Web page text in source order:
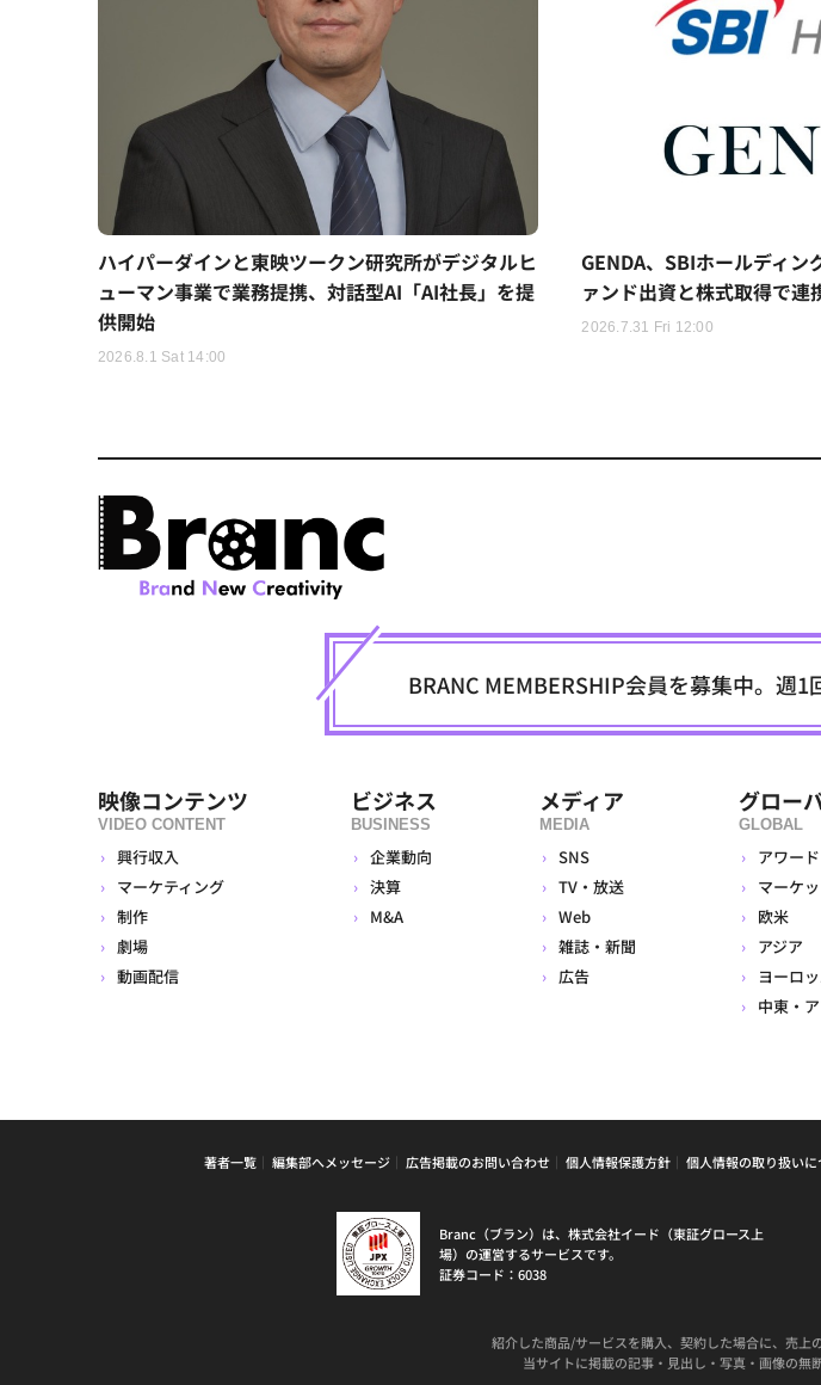
ハイパーダインと東映ツークン研究所がデジタルヒ
ューマン事業で業務提携、対話型AI「AI社長」を提
供開始
2026.8.1 Sat 14:00
GENDA、SBIホールディン
ァンド出資と株式取得で連
2026.7.31 Fri 12:00
BRANC MEMBERSHIP会員を募集中。週
映像コンテンツ
VIDEO CONTENT
興行収入
マーケティング
制作
劇場
動画配信
ビジネス
BUSINESS
企業動向
決算
M&A
メディア
MEDIA
SNS
TV・放送
Web
雑誌・新聞
広告
グロー
GLOBAL
アワード
マーケ
欧米
アジア
ヨーロ
中東・
著者一覧 編集部へメッセージ 広告掲載のお問い合わせ 個人情報保護方針 個人情報の取り扱いに
Branc（ブラン）は、株式会社イード（東証グロース上
場）の運営するサービスです。
証券コード：6038
紹介した商品/サービスを購入、契約した場合に、売上
当サイトに掲載の記事・見出し・写真・画像の